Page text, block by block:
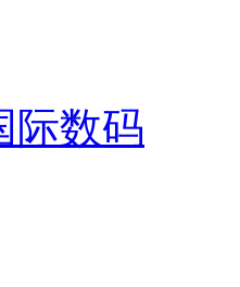
际数码